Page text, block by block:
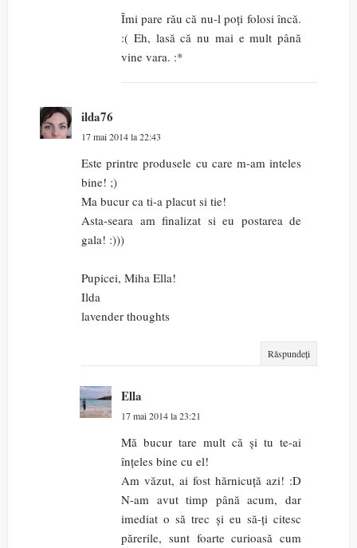
Îmi pare rău că nu-l poți folosi încă.
:( Eh, lasă că nu mai e mult până
vine vara. :*
ilda76
17 mai 2014 la 22:43
Este printre produsele cu care m-am inteles
bine! ;)
Ma bucur ca ti-a placut si tie!
Asta-seara am finalizat si eu postarea de
gala! :)))
Pupicei, Miha Ella!
Ilda
lavender thoughts
Răspundeți
Ella
17 mai 2014 la 23:21
Mă bucur tare mult că și tu te-ai
înțeles bine cu el!
Am văzut, ai fost hărnicuță azi! :D
N-am avut timp până acum, dar
imediat o să trec și eu să-ți citesc
părerile, sunt foarte curioasă cum